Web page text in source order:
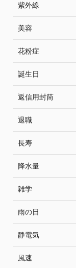
紫外線
美容
花粉症
誕生日
返信用封筒
退職
長寿
降水量
雑学
雨の日
静電気
風速